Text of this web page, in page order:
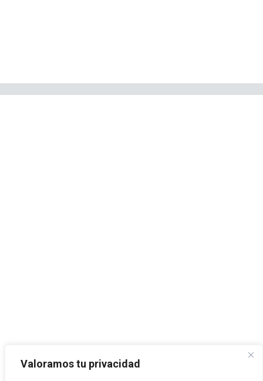
Valoramos tu privacidad